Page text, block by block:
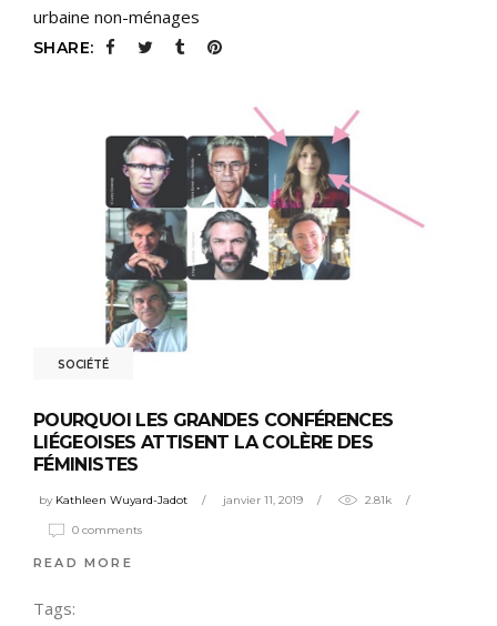
urbaine non-ménages
SHARE:
SOCIÉTÉ
POURQUOI LES GRANDES CONFÉRENCES
LIÉGEOISES ATTISENT LA COLÈRE DES
FÉMINISTES
by Kathleen Wuyard-Jadot janvier 11, 2019 2.81k
0 comments
READ MORE
Tags: